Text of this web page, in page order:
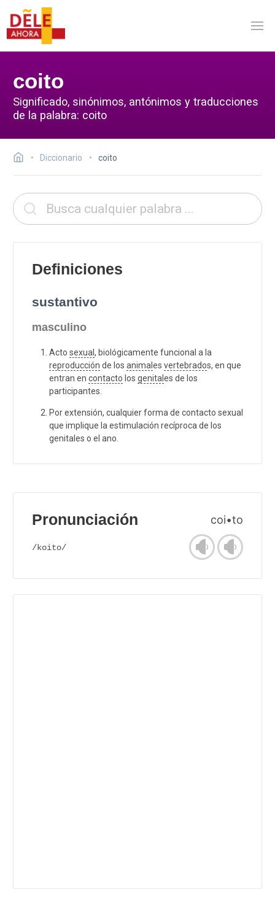
coito
Significado, sinónimos, antónimos y traducciones
de la palabra: coito
Diccionario coito
Definiciones
sustantivo
masculino
Acto sexual , biológicamente funcional a la
reproducción de los animal es vertebrados, en que
entran en contacto los genital es de los
participantes.
Por extensión, cualquier forma de contacto sexual
que implique la estimulación recíproca de los
genitales o el ano.
Pronunciación coi•to
/koito/